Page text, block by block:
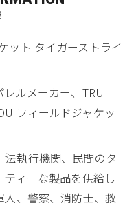
ット タイガーストライ
ルメーカー、TRU-
フィールドジャケッ
法執行機関、民間のタ
ィーな製品を供給し
、警察、消防士、救